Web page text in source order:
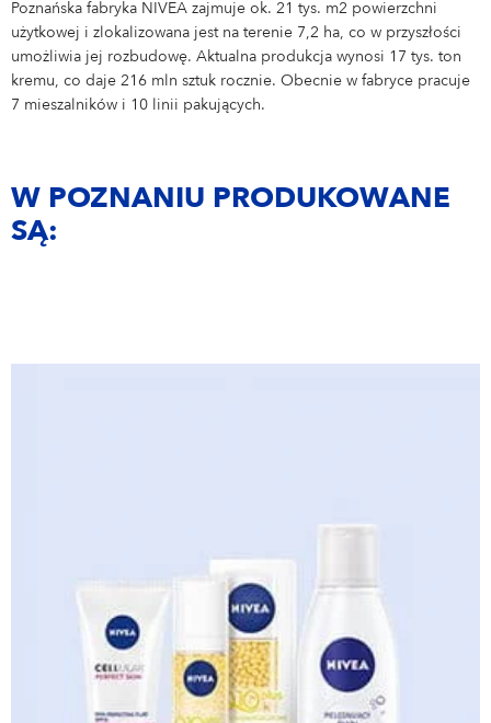
Poznańska fabryka NIVEA zajmuje ok. 21 tys. m2 powierzchni
użytkowej i zlokalizowana jest na terenie 7,2 ha, co w przyszłości
umożliwia jej rozbudowę. Aktualna produkcja wynosi 17 tys. ton
kremu, co daje 216 mln sztuk rocznie. Obecnie w fabryce pracuje
7 mieszalników i 10 linii pakujących.
W POZNANIU PRODUKOWANE
SĄ: